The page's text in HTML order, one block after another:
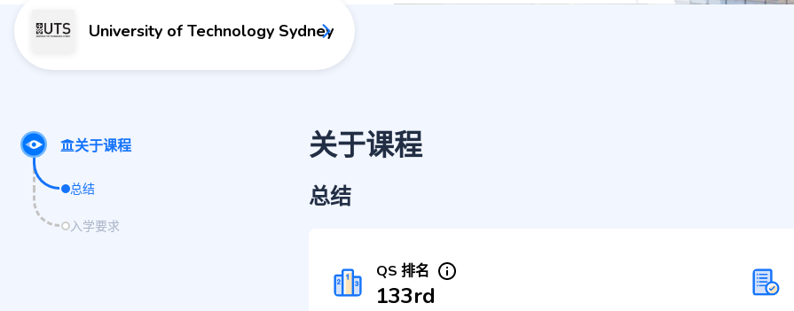
University of Technology Sydney
关于课程
总结
入学要求
关于课程
总结
QS 排名
133rd